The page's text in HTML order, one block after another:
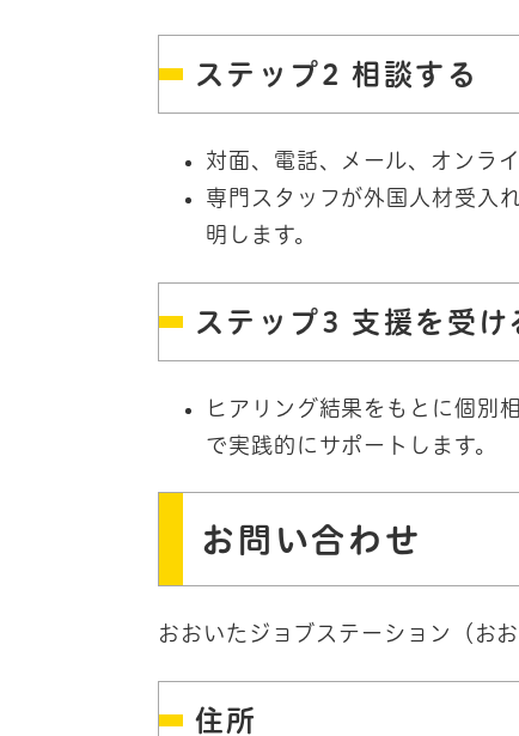
ステップ2 相談する
対面、電話、メール、オンラ
専門スタッフが外国人材受入
明します。
ステップ3 支援を受け
ヒアリング結果をもとに個別
で実践的にサポートします。
お問い合わせ
おおいたジョブステーション（お
住所